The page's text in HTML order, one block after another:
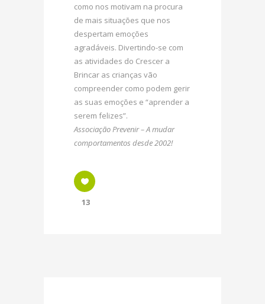
como nos motivam na procura
de mais situações que nos
despertam emoções
agradáveis. Divertindo-se com
as atividades do Crescer a
Brincar as crianças vão
compreender como podem gerir
as suas emoções e “aprender a
serem felizes”.
Associação Prevenir – A mudar
comportamentos desde 2002!
13